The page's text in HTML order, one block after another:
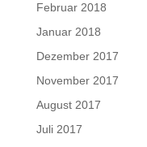
Februar 2018
Januar 2018
Dezember 2017
November 2017
August 2017
Juli 2017